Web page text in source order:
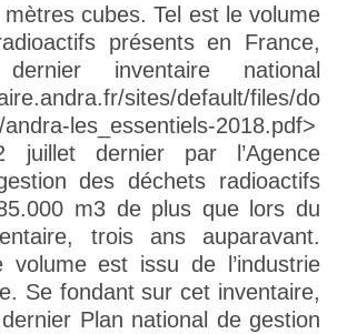
cubes. Tel est le volume
présents en France,
inventaire national
sites/default/files/do
les_essentiels-2018.pdf>
juillet dernier par l’Agence
des déchets radioactifs
m3 de plus que lors du
trois ans auparavant.
est issu de l’industrie
Se fondant sur cet inventaire,
Plan national de gestion